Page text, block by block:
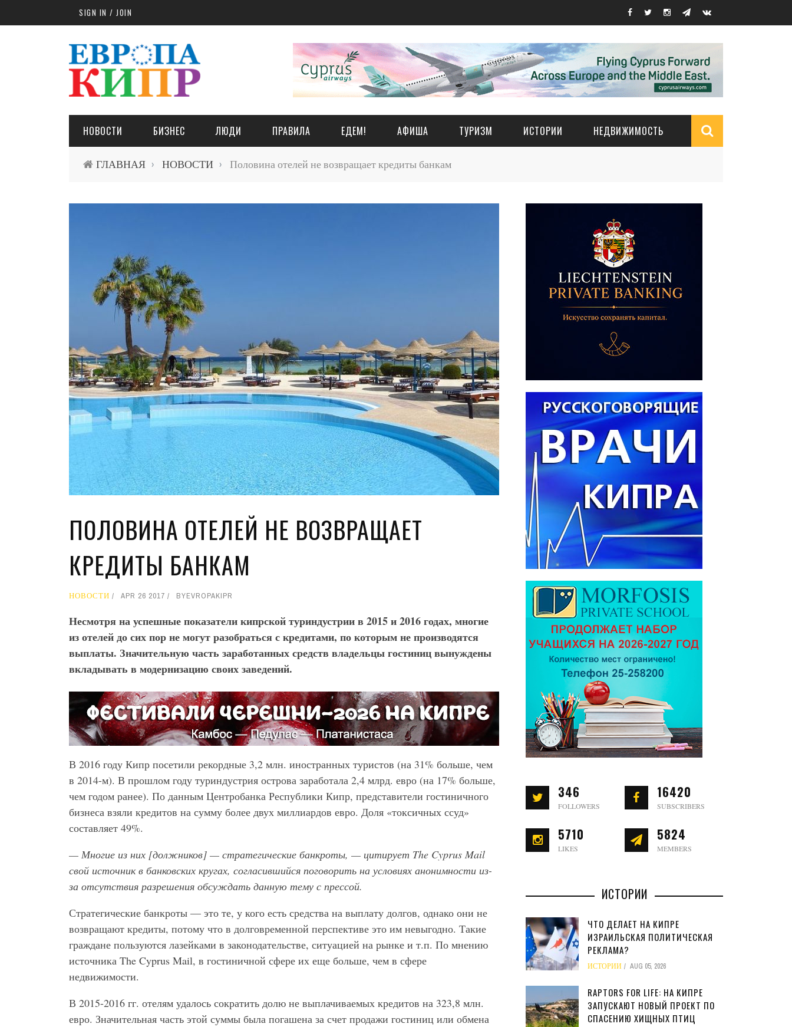
Skip to main contentSIGN IN / JOIN
НОВОСТИ БИЗНЕС ЛЮДИ ПРАВИЛА ЕДЕМ! АФИША ТУРИЗМ ИСТОРИИ НЕДВИЖИМОСТЬ
ГЛАВНАЯ › НОВОСТИ › Половина отелей не возвращает кредиты банкам
ПОЛОВИНА ОТЕЛЕЙ НЕ ВОЗВРАЩАЕТ
КРЕДИТЫ БАНКАМ
НОВОСТИ APR 26 2017 BYEVROPAKIPR
Несмотря на успешные показатели кипрской туриндустрии в 2015 и 2016 годах, многие
из отелей до сих пор не могут разобраться с кредитами, по которым не производятся
выплаты. Значительную часть заработанных средств владельцы гостиниц вынуждены
вкладывать в модернизацию своих заведений.
В 2016 году Кипр посетили рекордные 3,2 млн. иностранных туристов (на 31% больше, чем
в 2014-м). В прошлом году туриндустрия острова заработала 2,4 млрд. евро (на 17% больше,
чем годом ранее). По данным Центробанка Республики Кипр, представители гостиничного
бизнеса взяли кредитов на сумму более двух миллиардов евро. Доля «токсичных ссуд»
составляет 49%.
— Многие из них [должников] — стратегические банкроты, — цитирует The Cyprus Mail
свой источник в банковских кругах, согласившийся поговорить на условиях анонимности из-
за отсутствия разрешения обсуждать данную тему с прессой.
Стратегические банкроты — это те, у кого есть средства на выплату долгов, однако они не
возвращают кредиты, потому что в долговременной перспективе это им невыгодно. Такие
граждане пользуются лазейками в законодательстве, ситуацией на рынке и т.п. По мнению
источника The Cyprus Mail, в гостиничной сфере их еще больше, чем в сфере
недвижимости.
В 2015-2016 гг. отелям удалось сократить долю не выплачиваемых кредитов на 323,8 млн.
евро. Значительная часть этой суммы была погашена за счет продажи гостиниц или обмена
346
FOLLOWERS
16420
SUBSCRIBERS
5710
LIKES
5824
MEMBERS
ИСТОРИИ
ЧТО ДЕЛАЕТ НА КИПРЕ
ИЗРАИЛЬСКАЯ ПОЛИТИЧЕСКАЯ
РЕКЛАМА?
ИСТОРИИ AUG 05, 2026
RAPTORS FOR LIFE: НА КИПРЕ
ЗАПУСКАЮТ НОВЫЙ ПРОЕКТ ПО
СПАСЕНИЮ ХИЩНЫХ ПТИЦ